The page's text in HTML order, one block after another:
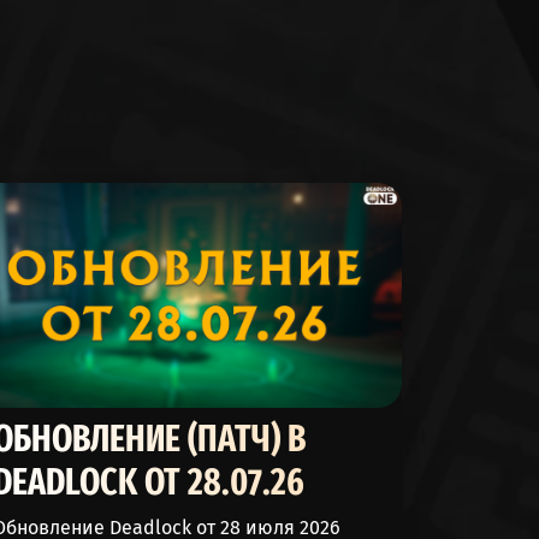
2450
176474
5375
210951
231034
3911
220250
(ПАТЧ) В
ОТ 28.07.26
Deadlock от 28 июля 2026